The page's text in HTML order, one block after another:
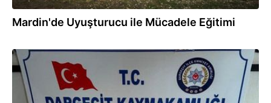
Mardin'de Uyuşturucu ile Mücadele Eğitimi
22.02.2026